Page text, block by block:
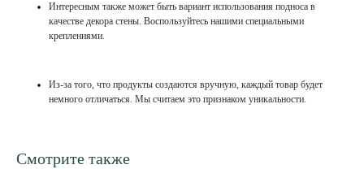
Интересным также может быть вариант использования подноса в
качестве декора стены. Воспользуйтесь нашими специальными
креплениями.
Из-за того, что продукты создаются вручную, каждый товар будет
немного отличаться. Мы считаем это признаком уникальности.
Смотрите также